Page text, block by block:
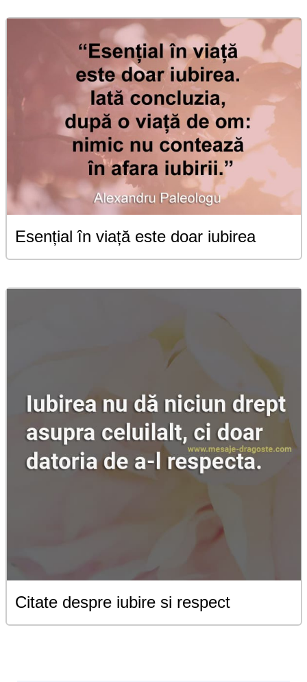
Esențial în viață este doar iubirea
Citate despre iubire si respect